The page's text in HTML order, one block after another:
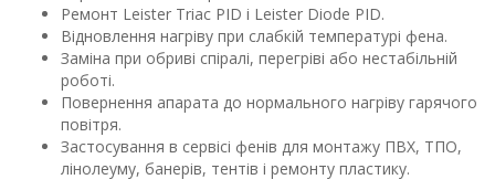
Ремонт Leister Triac PID і Leister Diode PID.
Відновлення нагріву при слабкій температурі фена.
Заміна при обриві спіралі, перегріві або нестабільній
роботі.
Повернення апарата до нормального нагріву гарячого
повітря.
Застосування в сервісі фенів для монтажу ПВХ, ТПО,
лінолеуму, банерів, тентів і ремонту пластику.